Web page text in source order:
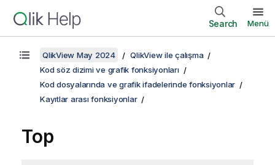
Search Menü
QlikView May 2024
QlikView ile çalışma
Kod söz dizimi ve grafik fonksiyonları
Kod dosyalarında ve grafik ifadelerinde fonksiyonlar
Kayıtlar arası fonksiyonlar
Top